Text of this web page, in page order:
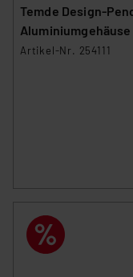
Temde Design-
Aluminiumgehäuse
Artikel-Nr. 254111